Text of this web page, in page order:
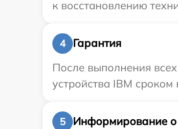
к восстановлению
4
Гарантия
После выполнения
устройства IBM сроком
5
Информирование о